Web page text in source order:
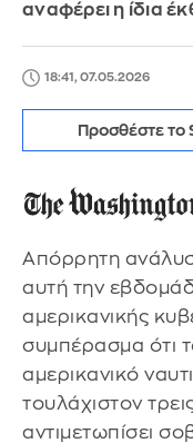
αναφέρει η ίδια
18:41, 07.05.2026
Προσθέστε το
Απόρρητη
αυτή την
αμερικανικής
συμπέρασμα ότι
αμερικανικό
τουλάχιστον
αντιμετωπίσει